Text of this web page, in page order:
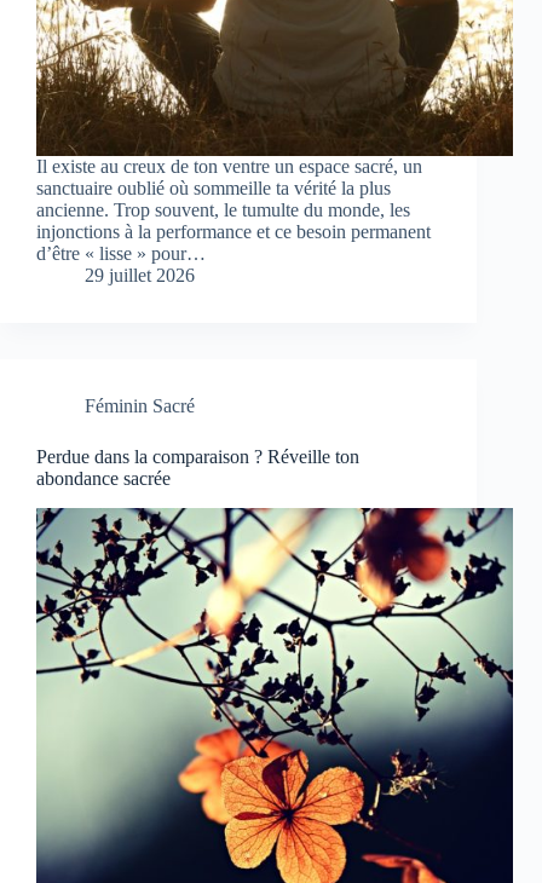
Il existe au creux de ton ventre un espace sacré, un
sanctuaire oublié où sommeille ta vérité la plus
ancienne. Trop souvent, le tumulte du monde, les
injonctions à la performance et ce besoin permanent
d’être « lisse » pour…
29 juillet 2026
Féminin Sacré
Perdue dans la comparaison ? Réveille ton
abondance sacrée